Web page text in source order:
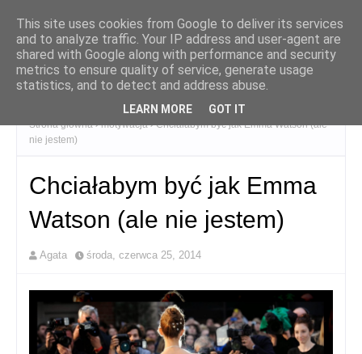
Strona główna motywacja
Chciałabym być jak Emma Watson (ale
nie jestem)
Chciałabym być jak Emma
Watson (ale nie jestem)
Agata środa, czerwca 25, 2014
This site uses cookies from Google to deliver its services
and to analyze traffic. Your IP address and user-agent are
shared with Google along with performance and security
metrics to ensure quality of service, generate usage
statistics, and to detect and address abuse.
LEARN MORE GOT IT